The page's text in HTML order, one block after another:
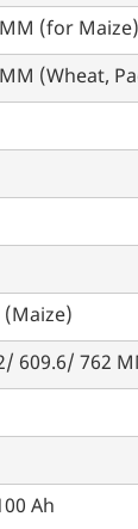
(for Maize)
(Wheat,
609.6/ 762
Ah
प्रकार
करें*
*
in other loans